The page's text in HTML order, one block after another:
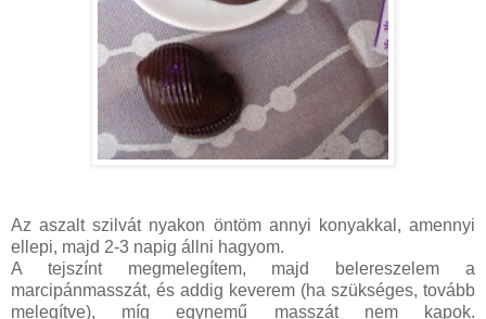
Az aszalt szilvát nyakon öntöm annyi konyakkal, amennyi
ellepi, majd 2-3 napig állni hagyom.
A tejszínt megmelegítem, majd belereszelem a
marcipánmasszát, és addig keverem (ha szükséges, tovább
melegítve), míg egynemű masszát nem kapok.